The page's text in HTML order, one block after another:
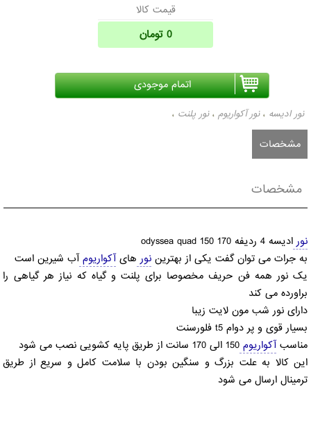
قیمت کالا
0 تومان
نور ادیسه ، نور آکواریوم ، نور پلنت ،
مشخصات
مشخصات
نور ادیسه 4 ردیفه odyssea quad 150 170
به جرات می توان گفت یکی از بهترین نور هایآکواریومآب شیرین است
یک نور همه فن حریف مخصوصا برای پلنت و گیاه که نیاز هر گیاهی را
براورده می کند
دارای نور شب مون لایت زیبا
بسیار قوی و پر دوام t5 فلورسنت
مناسبآکواریوم 150 الی 170 سانت از طریق پایه کشویی نصب می شود
این کالا به علت بزرگ و سنگین بودن با سلامت کامل و سریع از طریق
ترمینال ارسال می شود